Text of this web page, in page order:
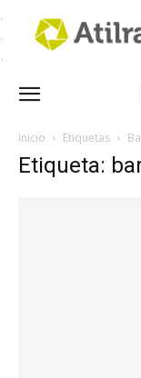
Inicio Etiquetas
Etiqueta: